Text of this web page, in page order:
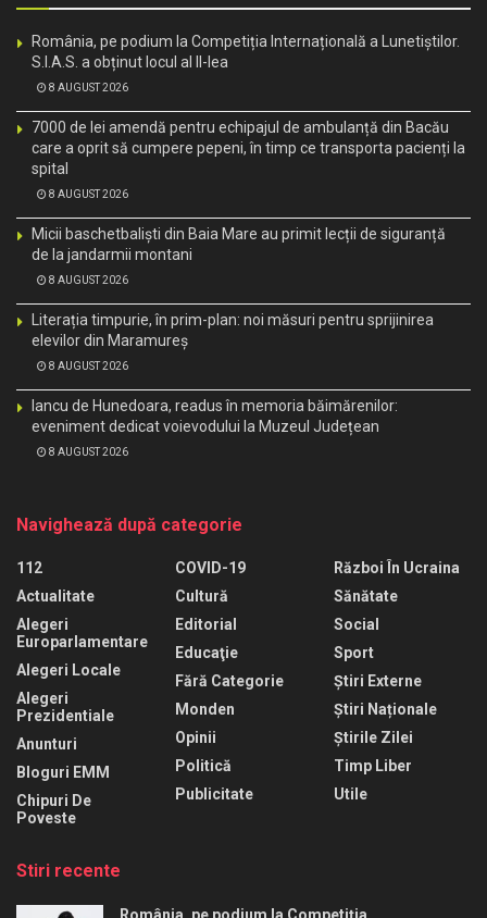
România, pe podium la Competiția Internațională a Lunetiștilor.
S.I.A.S. a obținut locul al II-lea
8 AUGUST 2026
7000 de lei amendă pentru echipajul de ambulanță din Bacău
care a oprit să cumpere pepeni, în timp ce transporta pacienți la
spital
8 AUGUST 2026
Micii baschetbaliști din Baia Mare au primit lecții de siguranță
de la jandarmii montani
8 AUGUST 2026
Literația timpurie, în prim-plan: noi măsuri pentru sprijinirea
elevilor din Maramureș
8 AUGUST 2026
Iancu de Hunedoara, readus în memoria băimărenilor:
eveniment dedicat voievodului la Muzeul Județean
8 AUGUST 2026
Navighează după categorie
112
Actualitate
Alegeri
Europarlamentare
Alegeri Locale
Alegeri
Prezidentiale
Anunturi
Bloguri EMM
Chipuri De
Poveste
COVID-19
Cultură
Editorial
Educaţie
Fără Categorie
Monden
Opinii
Politică
Publicitate
Război În Ucraina
Sănătate
Social
Sport
Știri Externe
Știri Naționale
Știrile Zilei
Timp Liber
Utile
Stiri recente
România, pe podium la Competiția